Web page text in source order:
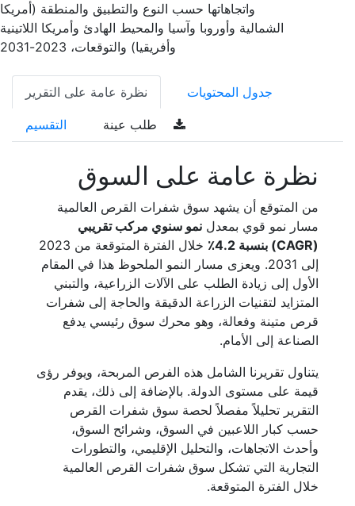
واتجاهاتها حسب النوع والتطبيق والمنطقة (أمريكا
الشمالية وأوروبا وآسيا والمحيط الهادئ وأمريكا اللاتينية
وأفريقيا) والتوقعات، 2023-2031
نظرة عامة على التقرير جدول المحتويات
التقسيم
نظرة عامة على السوق
من المتوقع أن يشهد سوق شفرات القرص العالمية
مسار نمو قوي بمعدل نمو سنوي مركب تقريبي
(CAGR) بنسبة 4.2٪
خلال الفترة المتوقعة من 2023
إلى 2031. ويعزى مسار النمو الملحوظ هذا في المقام
الأول إلى زيادة الطلب على الآلات الزراعية، والتبني
المتزايد لتقنيات الزراعة الدقيقة والحاجة إلى شفرات
قرص متينة وفعالة، وهو محرك سوق رئيسي يدفع
الصناعة إلى الأمام.
يتناول تقريرنا الشامل هذه الفرص المربحة، ويوفر رؤى
قيمة على مستوى الدولة. بالإضافة إلى ذلك، يقدم
التقرير تحليلاً مفصلاً لحصة سوق شفرات القرص
حسب كبار اللاعبين في السوق، وشرائح السوق،
وأحدث الاتجاهات، والتحليل الإقليمي، والتطورات
التجارية التي تشكل سوق شفرات القرص العالمية
خلال الفترة المتوقعة.